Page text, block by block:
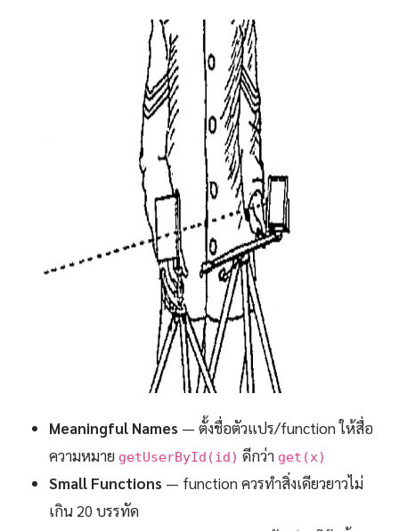
Meaningful Names — ตั้งชื่อตัวแปร/function ให้สื่อ
ความหมาย getUserById(id) ดีกว่า get(x)
Small Functions — function ควรทำสิ่งเดียวยาวไม่
เกิน 20 บรรทัด